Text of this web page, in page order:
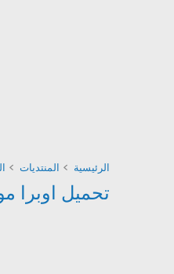
الرئيسية المنتديات
تحميل اوبرا